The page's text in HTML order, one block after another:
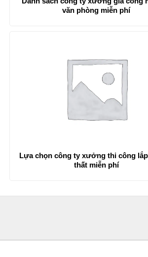
văn phòng miễn phí
Lựa chọn công ty xưởng thi công
thất miễn phí